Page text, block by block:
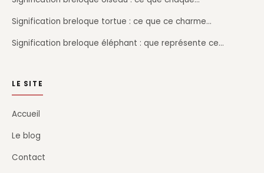
Signification breloque tortue : ce que ce charme…
Signification breloque éléphant : que représente ce…
LE SITE
Accueil
Le blog
Contact